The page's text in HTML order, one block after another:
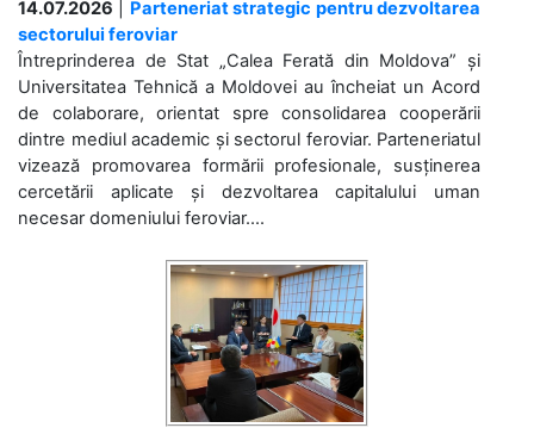
14.07.2026
Parteneriat strategic pentru dezvoltarea
sectorului feroviar
Întreprinderea de Stat „Calea Ferată din Moldova” și
Universitatea Tehnică a Moldovei au încheiat un Acord
de colaborare, orientat spre consolidarea cooperării
dintre mediul academic și sectorul feroviar. Parteneriatul
vizează promovarea formării profesionale, susținerea
cercetării aplicate și dezvoltarea capitalului uman
necesar domeniului feroviar....